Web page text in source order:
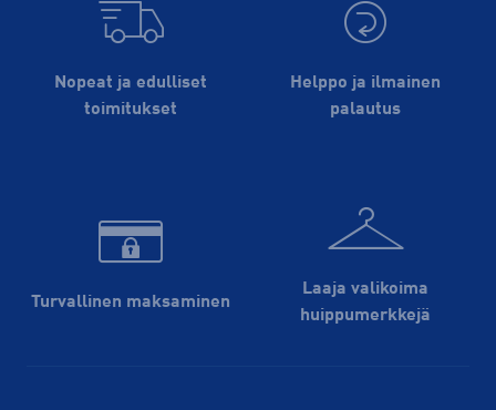
Nopeat ja edulliset
toimitukset
Helppo ja ilmainen
palautus
Turvallinen maksaminen
Laaja valikoima
huippu­merkkejä